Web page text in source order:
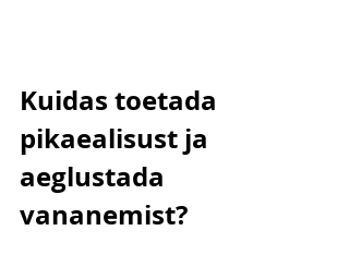
Kuidas toetada
pikaealisust ja
aeglustada
vananemist?